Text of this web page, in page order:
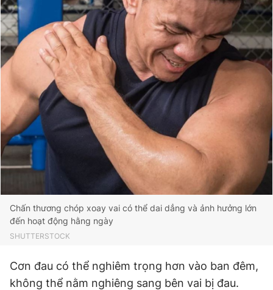
Đặt báo Quảng cáo RSS Tòa soạn Chính sách bảo
Tổng biên tập: Nguyễn Ngọc Toàn
Phó tổng biên tập thường trực: Hải Thành
Phó tổng biên tập: Lâm Hiếu Dũng
Phó tổng biên tập: Trần Việt Hưng
Tổng thư ký tòa soạn: Đức Trung
Giấy phép xuất bản số 110/GP - BTTTT cấp ngày 24.3.2020
© 2003-2026 Bản quyền thuộc về Báo Thanh Niên. Cấm sao
chép dưới mọi hình thức nếu không có sự chấp thuận bằng văn
bản. Phát triển bởi ePi Technologies, JSC.
Chấn thương chóp xoay vai có thể dai dẳng và ảnh hưởng lớn
đến hoạt động hằng ngày
SHUTTERSTOCK
Cơn đau có thể nghiêm trọng hơn vào ban đêm,
không thể nằm nghiêng sang bên vai bị đau.